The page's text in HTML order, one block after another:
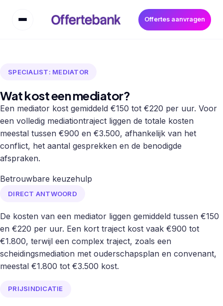
Offertes aanvragen
SPECIALIST: MEDIATOR
Wat kost een mediator?
Een mediator kost gemiddeld €150 tot €220 per uur. Voor
een volledig mediationtraject liggen de totale kosten
meestal tussen €900 en €3.500, afhankelijk van het
conflict, het aantal gesprekken en de benodigde
afspraken.
Betrouwbare keuzehulp
DIRECT ANTWOORD
De kosten van een mediator liggen gemiddeld tussen €150
en €220 per uur. Een kort traject kost vaak €900 tot
€1.800, terwijl een complex traject, zoals een
scheidingsmediation met ouderschapsplan en convenant,
meestal €1.800 tot €3.500 kost.
PRIJSINDICATIE